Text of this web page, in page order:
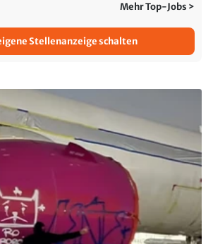
Mehr Top-Jobs >
Stellenanzeige schalten